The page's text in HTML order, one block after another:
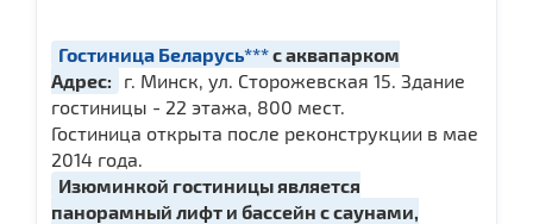
Гостиница Беларусь***с аквапарком
Адрес:
г. Минск, ул. Сторожевская 15. Здание
гостиницы - 22 этажа, 800 мест.
Гостиница открыта после реконструкции в мае
2014 года.
Изюминкой гостиницы является
панорамный лифт и бассейн с саунами,